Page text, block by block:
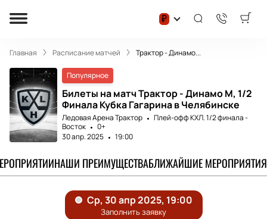
₽
Главная Расписание матчей Трактор - Динамо...
Популярное
Билеты на матч Трактор - Динамо М, 1/2
Финала Кубка Гагарина в Челябинске
Ледовая Арена Трактор
Плей-офф КХЛ. 1/2 финала -
Восток
0+
30 апр. 2025
19:00
НАШИ ПРЕИМУЩЕСТВАБЛИЖАЙШИЕ МЕРОПРИЯТИЯ